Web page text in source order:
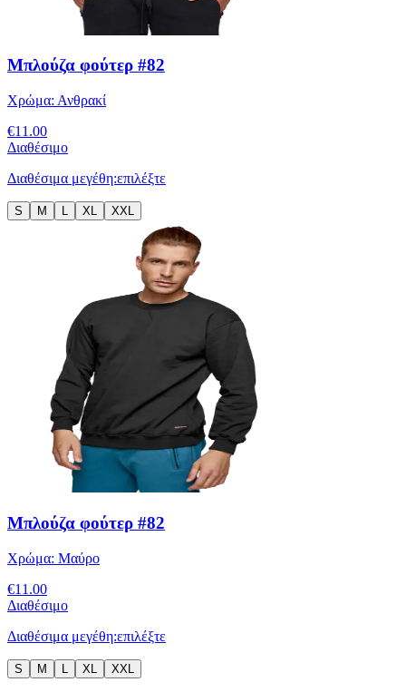
Μπλούζα φούτερ #82
Χρώμα: Ανθρακί
€11.00
Διαθέσιμο
Διαθέσιμα μεγέθη:επιλέξτε
S M L XL XXL
Μπλούζα φούτερ #82
Χρώμα: Μαύρο
€11.00
Διαθέσιμο
Διαθέσιμα μεγέθη:επιλέξτε
S M L XL XXL